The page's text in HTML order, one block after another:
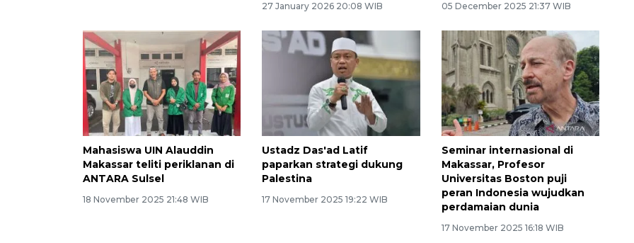
27 January 2026 20:08 WIB 05 December 2025 21:37 WIB
Mahasiswa UIN Alauddin
Makassar teliti periklanan di
ANTARA Sulsel
18 November 2025 21:48 WIB
Ustadz Das'ad Latif
paparkan strategi dukung
Palestina
17 November 2025 19:22 WIB
Seminar internasional di
Makassar, Profesor
Universitas Boston puji
peran Indonesia wujudkan
perdamaian dunia
17 November 2025 16:18 WIB